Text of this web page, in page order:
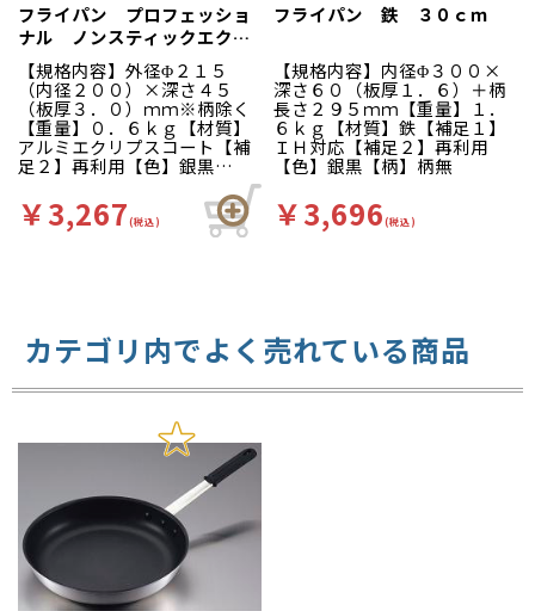
フライパン プロフェッショ
ナル ノンスティックエクリ
プス ８インチ ＥＢＭ
【規格内容】外径Φ２１５
（内径２００）×深さ４５
（板厚３．０）ｍｍ※柄除く
【重量】０．６ｋｇ【材質】
アルミエクリプスコート【補
足２】再利用【色】銀黒
【柄】柄無 業務用に適した
エクリプス（超耐摩耗、耐熱
性）フッ素樹脂コート。〈セ
ラミガード仕上げの特長〉シ
工により表面が硬く丈夫にな
り、ステンレスターナーなど
いのが特徴です。
￥3,267(税込)
フライパン 鉄 ３０ｃｍ
【規格内容】内径Φ３００×
深さ６０（板厚１．６）＋柄
長さ２９５ｍｍ【重量】１．
６ｋｇ【材質】鉄【補足１】
ＩＨ対応【補足２】再利用
【色】銀黒【柄】柄無
￥3,696(税込)
カテゴリ内でよく売れている商品